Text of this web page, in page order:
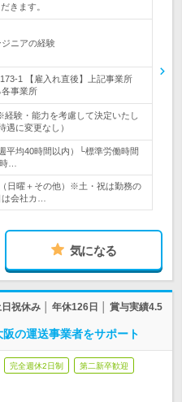
きます。
ニアの経験
1 【雇入れ直後】上記事業所
各事業所
験・能力を考慮して決定いたし
遇に変更なし）
平均40時間以内）└標準労働時間
…
日曜＋その他）※土・祝は勤務の
会社カ…
気になる
祝休み │ 年休126日 │ 賞与実績4.5
の運送事業者をサポート
完全週休2日制 第二新卒歓迎